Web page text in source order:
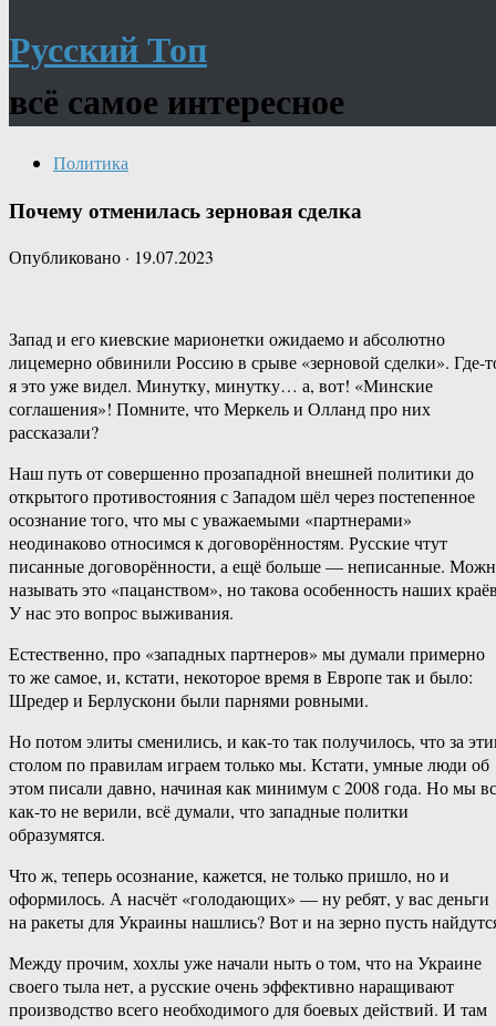
Русский Топ
всё самое интересное
Политика
Почему отменилась зерновая сделка
Опубликовано · 19.07.2023
Запад и его киевские марионетки ожидаемо и абсолютно
лицемерно обвинили Россию в срыве «зерновой сделки». Где-
я это уже видел. Минутку, минутку… а, вот! «Минские
соглашения»! Помните, что Меркель и Олланд про них
рассказали?
Наш путь от совершенно прозападной внешней политики до
открытого противостояния с Западом шёл через постепенное
осознание того, что мы с уважаемыми «партнерами»
неодинаково относимся к договорённостям. Русские чтут
писанные договорённости, а ещё больше — неписанные.
называть это «пацанством», но такова особенность наших
У нас это вопрос выживания.
Естественно, про «западных партнеров» мы думали примерно
то же самое, и, кстати, некоторое время в Европе так и было:
Шредер и Берлускони были парнями ровными.
Но потом элиты сменились, и как-то так получилось, что за
столом по правилам играем только мы. Кстати, умные люди об
этом писали давно, начиная как минимум с 2008 года. Но мы
как-то не верили, всё думали, что западные политки
образумятся.
Что ж, теперь осознание, кажется, не только пришло, но и
оформилось. А насчёт «голодающих» — ну ребят, у вас деньги
на ракеты для Украины нашлись? Вот и на зерно пусть
Между прочим, хохлы уже начали ныть о том, что на Украине
своего тыла нет, а русские очень эффективно наращивают
производство всего необходимого для боевых действий. И там